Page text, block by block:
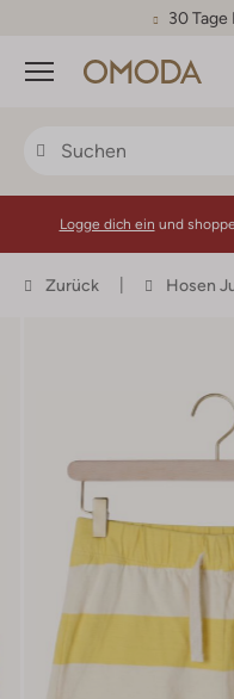
30
Menü
Logge dich ein und
Zurück Hosen